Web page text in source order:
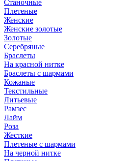
Станочные
Плетеные
Женские
Женские золотые
Золотые
Серебряные
Браслеты
На красной нитке
Браслеты с шармами
Кожаные
Текстильные
Литьевые
Рамзес
Лайм
Роза
Жесткие
Плетеные с шармами
На черной нитке